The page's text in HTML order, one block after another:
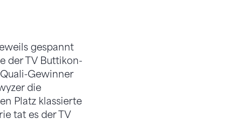
gespannt
der TV Buttikon-
Gewinner
die
Platz klassierte
tat es der TV